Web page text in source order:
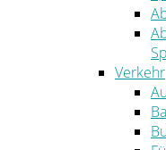
Verkehr